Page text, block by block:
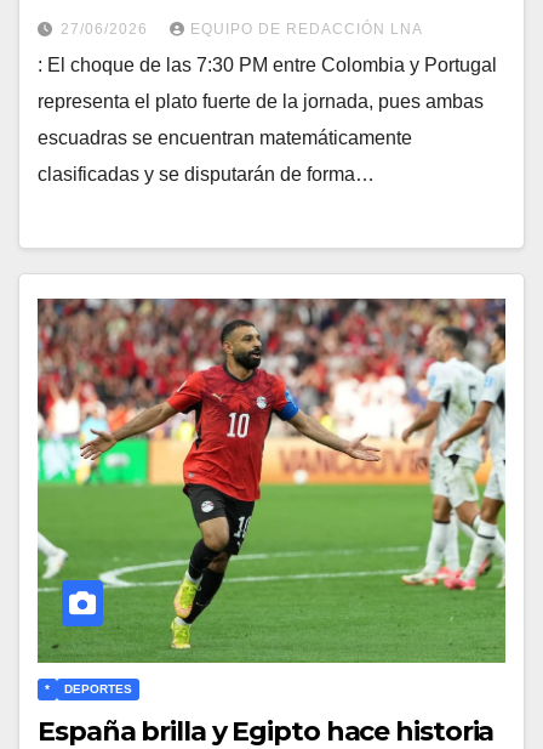
27/06/2026 EQUIPO DE REDACCIÓN LNA
: El choque de las 7:30 PM entre Colombia y Portugal
representa el plato fuerte de la jornada, pues ambas
escuadras se encuentran matemáticamente
clasificadas y se disputarán de forma…
* DEPORTES
España brilla y Egipto hace historia